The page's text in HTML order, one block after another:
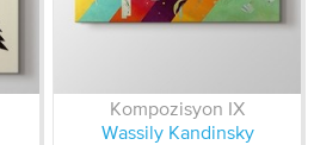
Kompozisyon IX
Wassily Kandinsky